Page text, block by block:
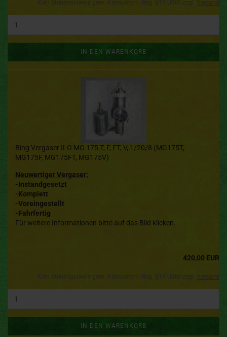
IN DEN WARENKORB
Bing Vergaser ILO MG 175 T, F, FT, V, 1/20/8 (MG175T,
MG175F, MG175FT, MG175V)
Neuwertiger Vergaser:
-Instandgesetzt
-Komplett
-Voreingestellt
-Fahrfertig
Für weitere Informationen bitte auf das Bild klicken.
420,00 EUR
IN DEN WARENKORB